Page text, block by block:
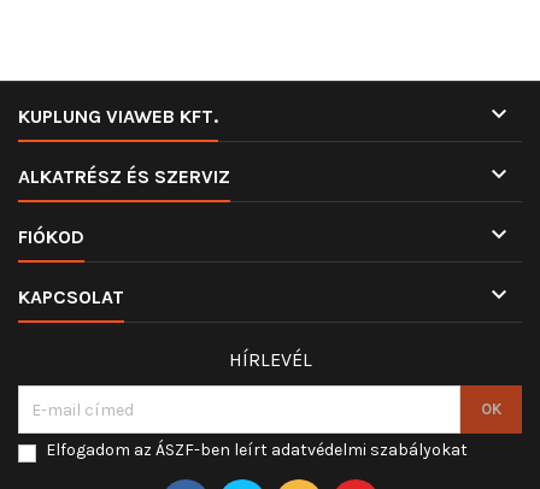
KUPLUNG VIAWEB KFT. 
ALKATRÉSZ ÉS SZERVIZ 
FIÓKOD 
KAPCSOLAT 
HÍRLEVÉL
Elfogadom az ÁSZF-ben leírt adatvédelmi szabályokat